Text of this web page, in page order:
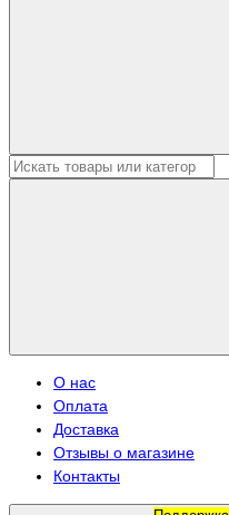
О нас
Оплата
Доставка
Отзывы о магазине
Контакты